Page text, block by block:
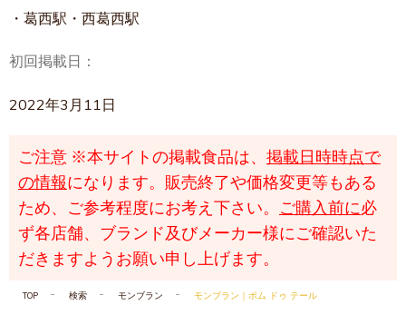
・葛西駅・西葛西駅
初回掲載日：
2022年3月11日
ご注意 ※本サイトの掲載食品は、 掲載日時時点で
の情報になります。販売終了や価格変更等もある
ため、ご参考程度にお考え下さい。 ご購入前に必
ず各店舗、ブランド及びメーカー様にご確認いた
だきますようお願い申し上げます。
TOP 検索 モンブラン モンブラン｜ポム ドゥ テール